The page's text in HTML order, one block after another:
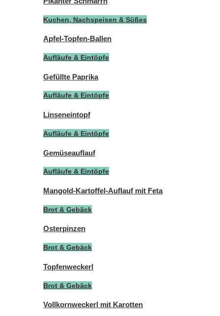
Kuchen, Nachspeisen & Süßes
Apfel-Topfen-Ballen
Aufläufe & Eintöpfe
Gefüllte Paprika
Aufläufe & Eintöpfe
Linseneintopf
Aufläufe & Eintöpfe
Gemüseauflauf
Aufläufe & Eintöpfe
Mangold-Kartoffel-Auflauf mit Feta
Brot & Gebäck
Osterpinzen
Brot & Gebäck
Topfenweckerl
Brot & Gebäck
Vollkornweckerl mit Karotten